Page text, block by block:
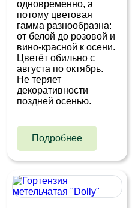
одновременно, а
потому цветовая
гамма разнообразна:
от белой до розовой и
вино-красной к осени.
Цветёт обильно с
августа по октябрь.
Не теряет
декоративности
поздней осенью.
Подробнее